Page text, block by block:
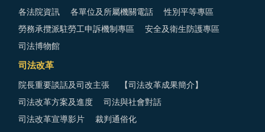
各法院資訊 各單位及所屬機關電話 性別平等專區
勞務承攬派駐勞工申訴機制專區 安全及衛生防護專區
司法博物館
司法改革
院長重要談話及司改主張 【司法改革成果簡介】
司法改革方案及進度 司法與社會對話
司法改革宣導影片 裁判通俗化